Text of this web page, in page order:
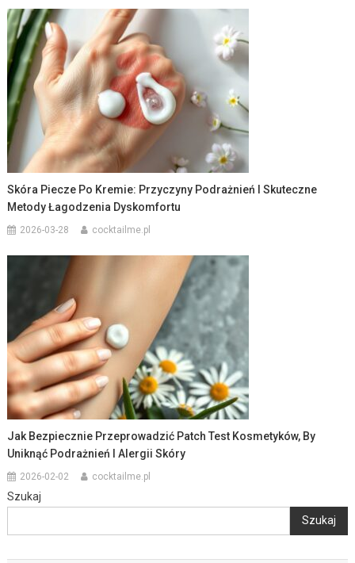
Skóra Piecze Po Kremie: Przyczyny Podrażnień I Skuteczne
Metody Łagodzenia Dyskomfortu
2026-03-28 cocktailme.pl
Jak Bezpiecznie Przeprowadzić Patch Test Kosmetyków, By
Uniknąć Podrażnień I Alergii Skóry
2026-02-02 cocktailme.pl
Szukaj
Szukaj